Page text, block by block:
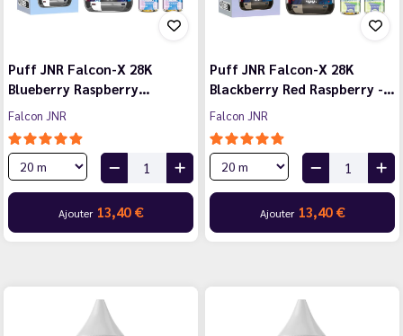
Puff JNR Falcon-X 28K
Blueberry Raspberry…
Falcon JNR
Ajouter 13,40 €
Puff JNR Falcon-X 28K
Blackberry Red Raspberry -…
Falcon JNR
Ajouter 13,40 €